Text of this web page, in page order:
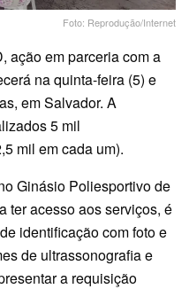
Foto: Reprodução/Internet
ação em parceria com a
na quinta-feira (5) e
em Salvador. A
5 mil
mil em cada um).
Ginásio Poliesportivo de
ter acesso aos serviços, é
identificação com foto e
de ultrassonografia e
a requisição